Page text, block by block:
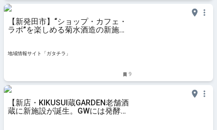
【新発田市】“ショップ・カフェ・
ラボ”を楽しめる菊水酒造の新施設
だくさん♪ - 地域情報サイト「ガタ
地域情報サイト「ガタチラ」
9
【新店・KIKUSUI蔵GARDEN老舗酒
蔵に新施設が誕生。GWには発酵を